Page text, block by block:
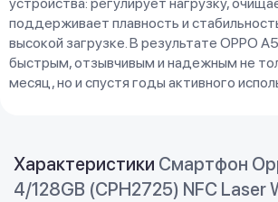
поддерживает плавность и
высокой загрузке. В результате OPPO
быстрым, отзывчивым и надежным не
месяц, но и спустя годы активного
Характеристики Смартфон
4/128GB (CPH2725) NFC Laser